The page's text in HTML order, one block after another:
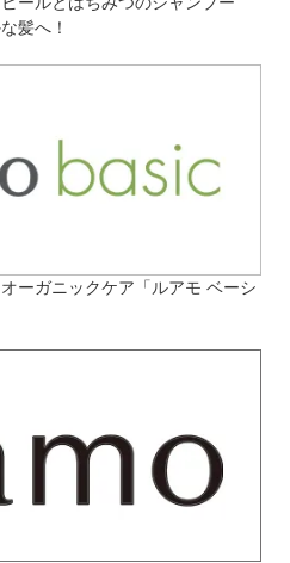
髪へ！
ーガニックケア「ルアモ ベーシ